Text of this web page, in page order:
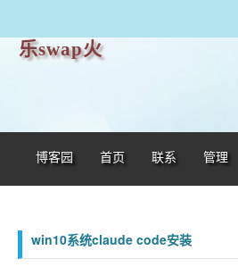
乐swap火
博客园 首页 联系 管理
win10系统claude code安装